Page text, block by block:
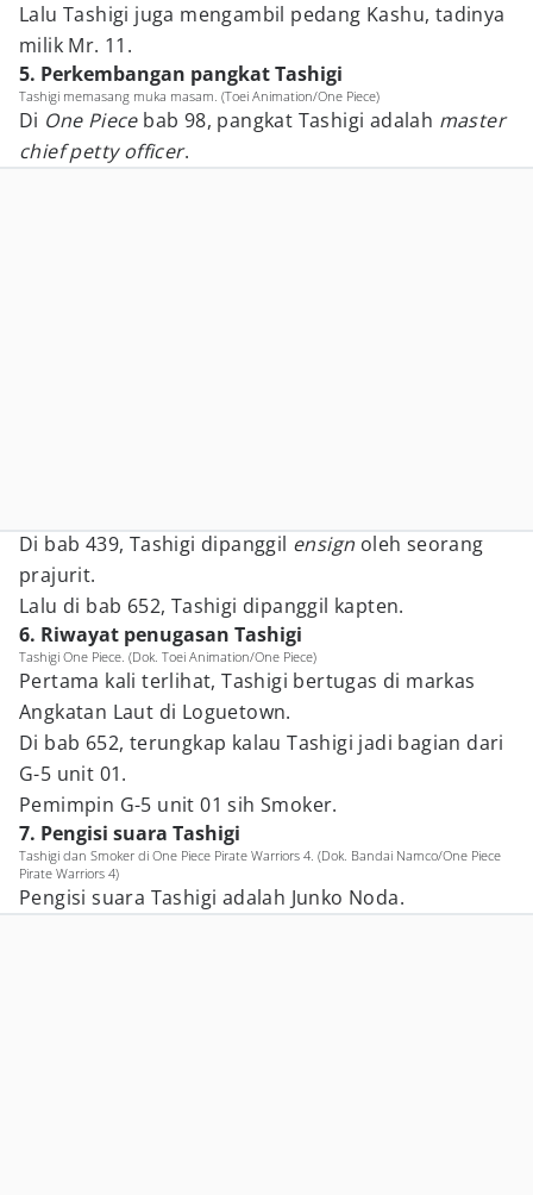
Lalu Tashigi juga mengambil pedang Kashu, tadinya
milik Mr. 11.
5. Perkembangan pangkat Tashigi
Tashigi memasang muka masam. (Toei Animation/One Piece)
Di One Piece bab 98, pangkat Tashigi adalah master
chief petty officer.
Di bab 439, Tashigi dipanggil ensign oleh seorang
prajurit.
Lalu di bab 652, Tashigi dipanggil kapten.
6. Riwayat penugasan Tashigi
Tashigi One Piece. (Dok. Toei Animation/One Piece)
Pertama kali terlihat, Tashigi bertugas di markas
Angkatan Laut di Loguetown.
Di bab 652, terungkap kalau Tashigi jadi bagian dari
G-5 unit 01.
Pemimpin G-5 unit 01 sih Smoker.
7. Pengisi suara Tashigi
Tashigi dan Smoker di One Piece Pirate Warriors 4. (Dok. Bandai Namco/One Piece
Pirate Warriors 4)
Pengisi suara Tashigi adalah Junko Noda.